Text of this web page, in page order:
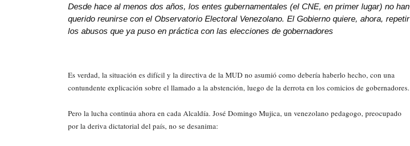
Desde hace al menos dos años, los entes gubernamentales (el CNE, en primer lugar) no han
querido reunirse con el Observatorio Electoral Venezolano. El Gobierno quiere, ahora, repetir
los abusos que ya puso en práctica con las elecciones de gobernadores
Es verdad, la situación es difícil y la directiva de la MUD no asumió como debería haberlo hecho, con una
contundente explicación sobre el llamado a la abstención, luego de la derrota en los comicios de gobernadores.
Pero la lucha continúa ahora en cada Alcaldía. José Domingo Mujica, un venezolano pedagogo, preocupado
por la deriva dictatorial del país, no se desanima: